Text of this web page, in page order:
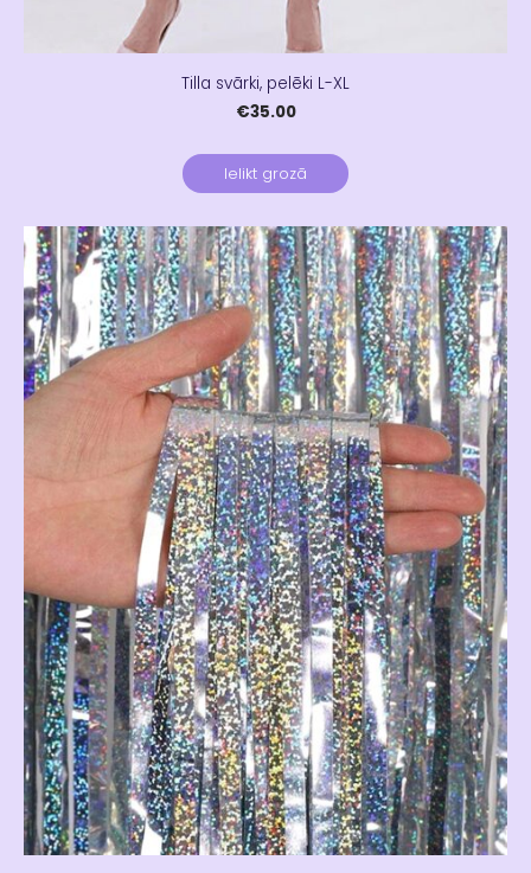
Tilla svārki, pelēki L-XL
€35.00
Ielikt grozā